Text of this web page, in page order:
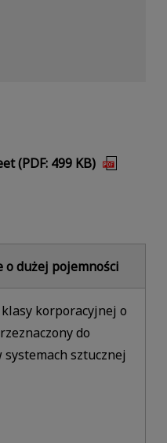
(PDF: 499 KB)
o dużej pojemności
korporacyjnej o
do
sztucznej